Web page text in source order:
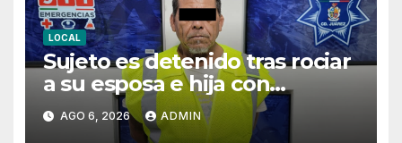
LOCAL
Sujeto es detenido tras rociar
a su esposa e hija con
combustible para intentar
privarlas de la vida
AGO 6, 2026 ADMIN